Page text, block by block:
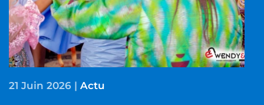
21 Juin 2026 | Actu